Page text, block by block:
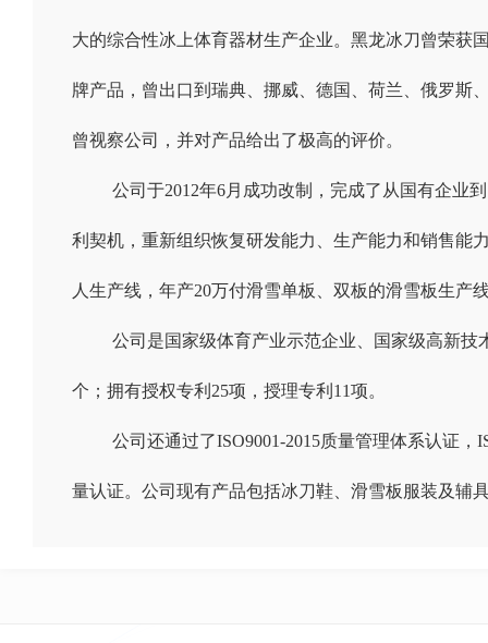
大的综合性冰上体育器材生产企业。 黑龙冰刀曾荣获
牌产品，曾出口到瑞典、挪威、德国、荷兰、俄罗斯
曾视察公司，并对产品给出了极高的评价。
公司于2012年6月成功改制，完成了从国有企业
利契机，重新组织恢复研发能力、生产能力和销售能
人生产线，年产20万付滑雪单板、双板的滑雪板生产
公司是国家级体育产业示范企业、国家级高新技
个；拥有授权专利25项，授理专利11项。
公司还通过了ISO9001-2015质量管理体系认证 ，
量认证。公司现有产品包括冰刀鞋、滑雪板服装及辅